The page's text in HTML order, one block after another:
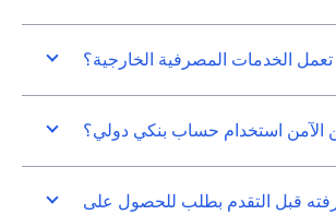
الخدمات المصرفية الخارجية؟
الآمن استخدام حساب بنكي دولي؟
قبل التقدم بطلب للحصول على